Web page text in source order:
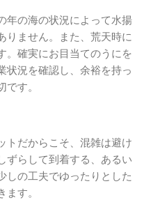
年の海の状況によって水揚
りません。また、荒天時に
。確実にお目当てのうにを
状況を確認し、余裕を持っ
す。
トだからこそ、混雑は避け
ずらして到着する、あるい
しの工夫でゆったりとした
す。